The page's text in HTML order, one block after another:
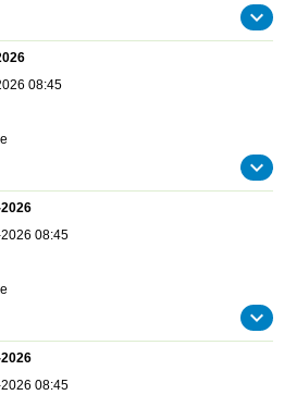
08:45
08:45
08:45